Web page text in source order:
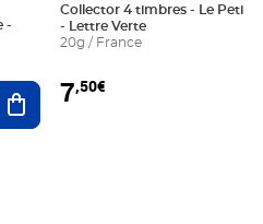
Ajouter au panier
Collector 4 timbres - Le Petit
- Lettre Verte
20g / France
7,50€